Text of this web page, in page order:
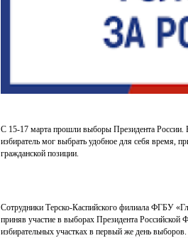
С 15-17 марта прошли выборы Президента России.
избиратель мог выбрать удобное для себя время,
гражданской позиции.
Сотрудники Терско-Каспийского филиала ФГБУ
приняв участие в выборах Президента Российской
избирательных участках в первый же день выборов.